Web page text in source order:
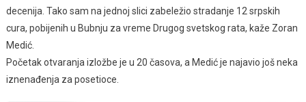
decenija. Tako sam na jednoj slici zabeležio stradanje 12 srpskih
cura, pobijenih u Bubnju za vreme Drugog svetskog rata, kaže Zoran
Medić.
Početak otvaranja izložbe je u 20 časova, a Medić je najavio još neka
iznenađenja za posetioce.